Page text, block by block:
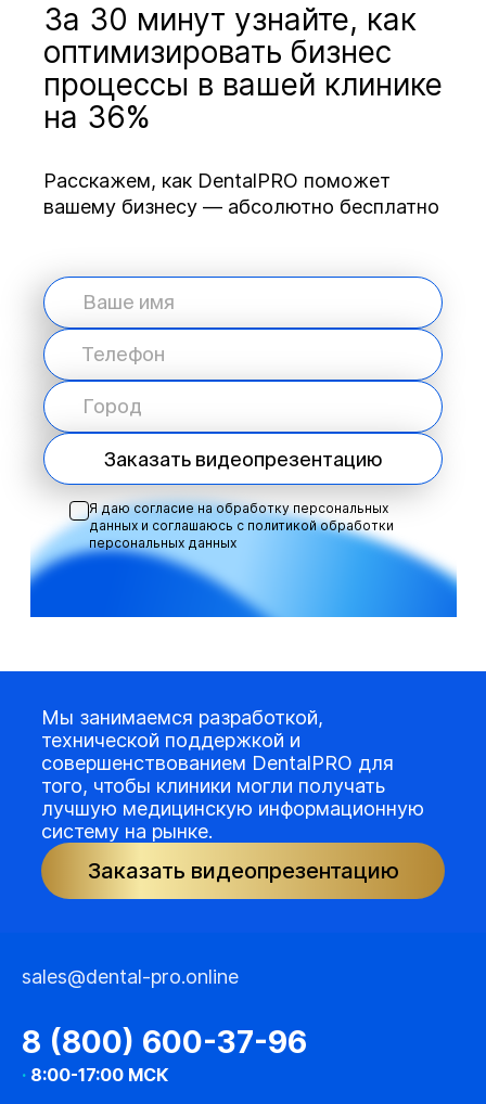
За 30 минут узнайте, как
оптимизировать бизнес
процессы в вашей клинике
на 36%
Расскажем, как DentalPRO поможет
вашему бизнесу — абсолютно бесплатно
Заказать видеопрезентацию
Я даю согласие на обработку персональных
данных и соглашаюсь с политикой обработки
персональных данных
Мы занимаемся разработкой,
технической поддержкой и
совершенствованием DentalPRO для
того, чтобы клиники могли получать
лучшую медицинскую информационную
систему на рынке.
Заказать видеопрезентацию
sales@dental-pro.online
8 (800) 600-37-96
· 8:00-17:00 МСК